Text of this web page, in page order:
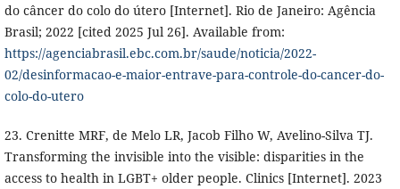
do câncer do colo do útero [Internet]. Rio de Janeiro: Agência
Brasil; 2022 [cited 2025 Jul 26]. Available from:
https://agenciabrasil.ebc.com.br/saude/noticia/2022-
02/desinformacao-e-maior-entrave-para-controle-do-cancer-do-
colo-do-utero
23. Crenitte MRF, de Melo LR, Jacob Filho W, Avelino-Silva TJ.
Transforming the invisible into the visible: disparities in the
access to health in LGBT+ older people. Clinics [Internet]. 2023